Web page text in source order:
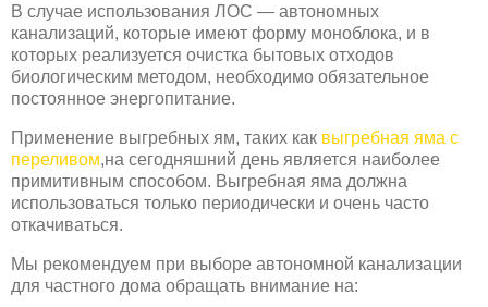
В случае использования ЛОС — автономных
канализаций, которые имеют форму моноблока, и в
которых реализуется очистка бытовых отходов
биологическим методом, необходимо обязательное
постоянное энергопитание.
Применение выгребных ям, таких как выгребная яма с
переливом,на сегодняшний день является наиболее
примитивным способом. Выгребная яма должна
использоваться только периодически и очень часто
откачиваться.
Мы рекомендуем при выборе автономной канализации
для частного дома обращать внимание на: